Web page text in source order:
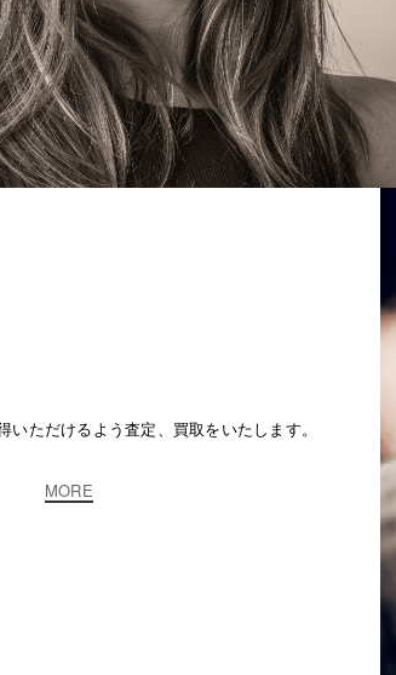
いただけるよう査定、買取をいたします。
MORE